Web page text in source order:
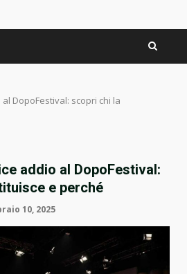
DopoFestival: scopri chi la
addio al DopoFestival:
e perché
10, 2025